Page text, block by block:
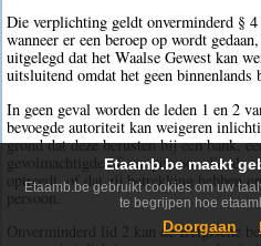
Die verplichting geldt onverminderd § 4
wanneer er een beroep op wordt
uitgelegd dat het Waalse Gewest kan
uitsluitend omdat het geen
In geen geval worden de leden 1 en 2
bevoegde autoriteit kan weigeren
grond dat deze berusten bij een bank,
gevolmachtigde of een persoon die als
optreedt, of dat zij betrekking hebben
persoon.
Onverminderd lid 2 kan de Belgische
Etaamb.be maakt
Etaamb.be gebruikt cookies om uw
te begrijpen hoe
Doorgaan